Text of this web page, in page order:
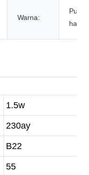
Warna:
Putih
1.5w
230ay
B22
55